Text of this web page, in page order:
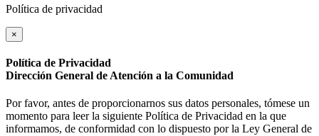
Política de privacidad
×
Política de Privacidad
Dirección General de Atención a la Comunidad
Por favor, antes de proporcionarnos sus datos personales, tómese un
momento para leer la siguiente Política de Privacidad en la que
informamos, de conformidad con lo dispuesto por la Ley General de